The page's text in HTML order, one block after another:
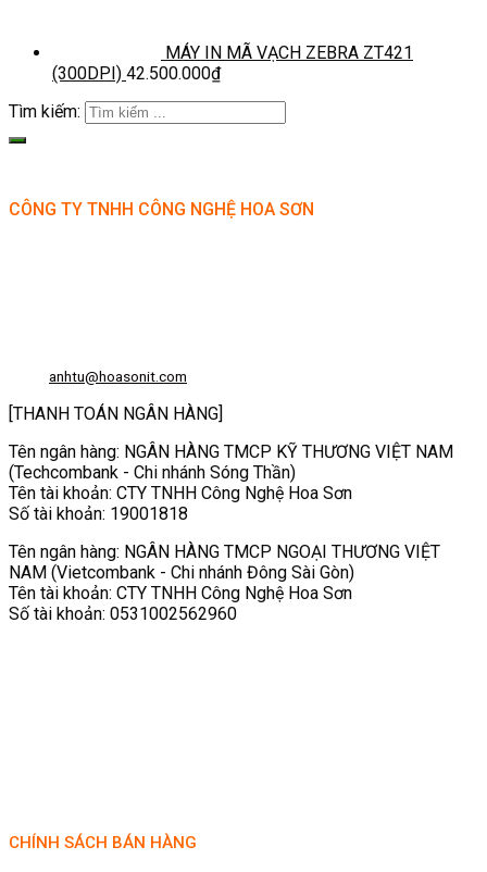
MÁY IN MÃ VẠCH ZEBRA ZT421
(300DPI) 42.500.000₫
Tìm kiếm:
CÔNG TY TNHH CÔNG NGHỆ HOA SƠN
anhtu@hoasonit.com
[THANH TOÁN NGÂN HÀNG]
Tên ngân hàng: NGÂN HÀNG TMCP KỸ THƯƠNG VIỆT NAM
(Techcombank - Chi nhánh Sóng Thần)
Tên tài khoản: CTY TNHH Công Nghệ Hoa Sơn
Số tài khoản: 19001818
Tên ngân hàng: NGÂN HÀNG TMCP NGOẠI THƯƠNG VIỆT
NAM (Vietcombank - Chi nhánh Đông Sài Gòn)
Tên tài khoản: CTY TNHH Công Nghệ Hoa Sơn
Số tài khoản: 0531002562960
CHÍNH SÁCH BÁN HÀNG